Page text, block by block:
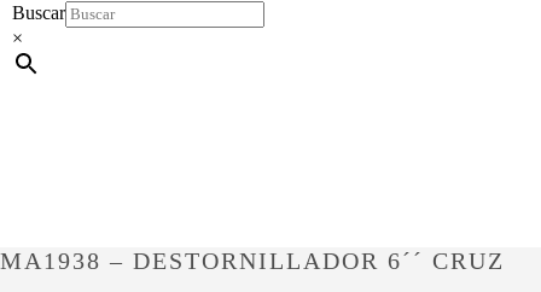
Buscar
×
MA1938 – DESTORNILLADOR 6´´ CRUZ